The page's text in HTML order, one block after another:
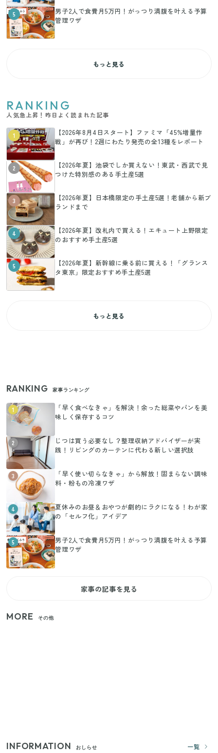
5
男子2人で食費月5万円！がっつり満腹を叶える予算
管理ワザ
もっと見る
RANKING
人気急上昇！昨日よく読まれた記事
1
【2026年8月4日スタート】ファミマ「45%増量作
戦」が再び！2週にわたり発売の全13種をレポート
2
【2026年夏】池袋でしか買えない！東武・西武で見
つけた特別感のある手土産5選
3
【2026年夏】日本橋限定の手土産5選！老舗から新ブ
ランドまで
4
【2026年夏】改札内で買える！エキュート上野限定
のおすすめ手土産5選
5
【2026年夏】新幹線に乗る前に買える！「グランス
タ東京」限定おすすめ手土産5選
もっと見る
RANKING 家事ランキング
1
「早く食べなきゃ」を解決！余った総菜やパンを美
味しく保存するコツ
2
じつは買う必要なし？整理収納アドバイザーが実
践！リビングのカーテンに代わる新しい選択肢
3
「早く使い切らなきゃ」から解放！固まらない調味
料・粉もの冷凍ワザ
4
夏休みのお昼＆おやつが劇的にラクになる！わが家
の「セルフ化」アイデア
5
男子2人で食費月5万円！がっつり満腹を叶える予算
管理ワザ
家事の記事を見る
MORE その他
INFORMATION おしらせ 一覧